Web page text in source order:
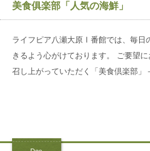
美食俱楽部「人気の海鮮」
ライフピア八瀬大原Ⅰ番館では、毎日
きるよう心がけております。 ご要望
召し上がっていただく「美食倶楽部」